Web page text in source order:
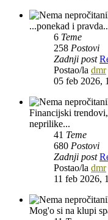
...ponekad i
6 Teme
258 Postovi
Zadnji post
Postao/la dmr
05 feb 2026,
Financijski
neprilike...
41 Teme
680 Postovi
Zadnji post
Postao/la dmr
11 feb 2026,
Mog'o si na klupi